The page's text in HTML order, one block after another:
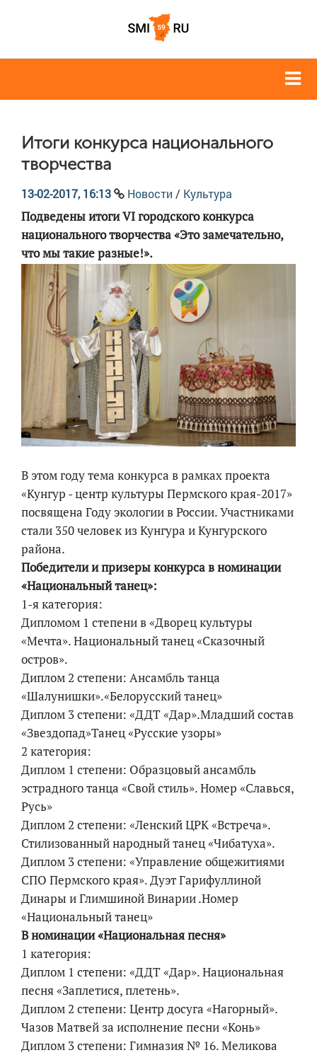
Итоги конкурса национального
творчества
13-02-2017, 16:13 Новости / Культура
Подведены итоги VI городского конкурса
национального творчества «Это замечательно,
что мы такие разные!».
В этом году тема конкурса в рамках проекта
«Кунгур - центр культуры Пермского края-2017»
посвящена Году экологии в России. Участниками
стали 350 человек из Кунгура и Кунгурского
района.
Победители и призеры конкурса в номинации
«Национальный танец»:
1-я категория:
Дипломом 1 степени в «Дворец культуры
«Мечта». Национальный танец «Сказочный
остров».
Диплом 2 степени: Ансамбль танца
«Шалунишки».«Белорусский танец»
Диплом 3 степени: «ДДТ «Дар».Младший состав
«Звездопад»Танец «Русские узоры»
2 категория:
Диплом 1 степени: Образцовый ансамбль
эстрадного танца «Свой стиль». Номер «Славься,
Русь»
Диплом 2 степени: «Ленский ЦРК «Встреча».
Стилизованный народный танец «Чибатуха».
Диплом 3 степени: «Управление общежитиями
СПО Пермского края». Дуэт Гарифуллиной
Динары и Глимшиной Винарии .Номер
«Национальный танец»
В номинации «Национальная песня»
1 категория:
Диплом 1 степени: «ДДТ «Дар». Национальная
песня «Заплетися, плетень».
Диплом 2 степени: Центр досуга «Нагорный».
Чазов Матвей за исполнение песни «Конь»
Диплом 3 степени: Гимназия № 16. Меликова